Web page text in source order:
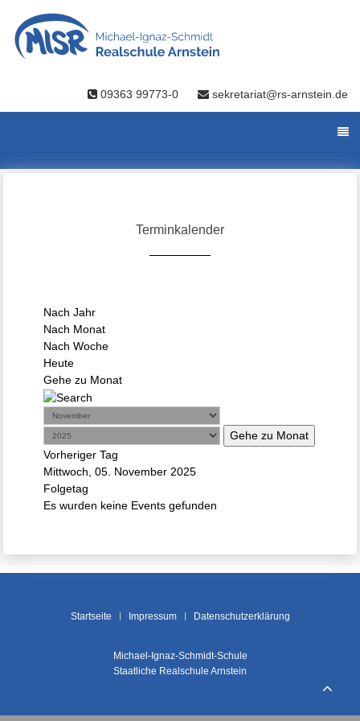
09363 99773-0 sekretariat@rs-arnstein.de
Terminkalender
Nach Jahr
Nach Monat
Nach Woche
Heute
Gehe zu Monat
Gehe zu Monat
Vorheriger Tag
Mittwoch, 05. November 2025
Folgetag
Es wurden keine Events gefunden
Startseite Impressum Datenschutzerklärung
Michael-Ignaz-Schmidt-Schule
Staatliche Realschule Arnstein